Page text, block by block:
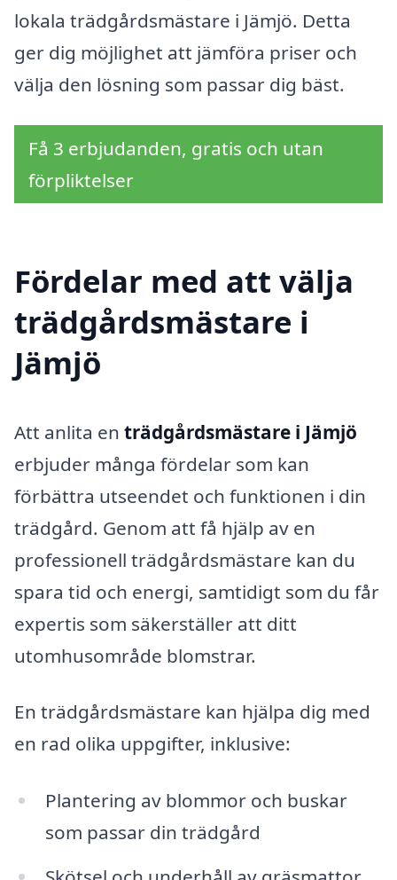
lokala trädgårdsmästare i Jämjö. Detta
ger dig möjlighet att jämföra priser och
välja den lösning som passar dig bäst.
Få 3 erbjudanden, gratis och utan
förpliktelser
Fördelar med att välja
trädgårdsmästare i
Jämjö
Att anlita en trädgårdsmästare i Jämjö
erbjuder många fördelar som kan
förbättra utseendet och funktionen i din
trädgård. Genom att få hjälp av en
professionell trädgårdsmästare kan du
spara tid och energi, samtidigt som du får
expertis som säkerställer att ditt
utomhusområde blomstrar.
En trädgårdsmästare kan hjälpa dig med
en rad olika uppgifter, inklusive:
Plantering av blommor och buskar
som passar din trädgård